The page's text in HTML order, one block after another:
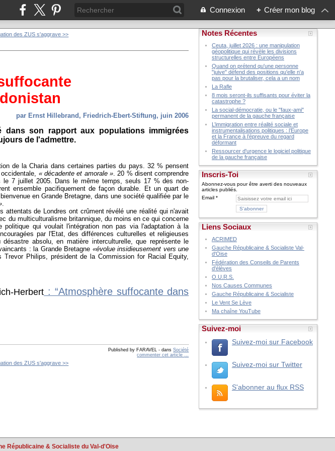
Connexion + Créer mon blog
des ZUS s'aggrave >>
par Ernst Hillebrand, Friedrich-Ebert-Stiftung, juin 2006
dans son rapport aux populations immigrées
de l'admettre.
de la Charia dans certaines parties du pays. 32 % pensent
« décadente et amorale ». 20 % disent comprendre
le 7 juillet 2005. Dans le même temps, seuls 17 % des non-
ensemble pacifiquement de façon durable. Et un quart de
en Grande Bretagne, dans une société qualifiée par le
.
de Londres ont crûment révélé une réalité qui n'avait
du multiculturalisme britannique, du moins en ce qui concerne
qui voulait l'intégration non pas via l'adaptation à la
par l'Etat, des différences culturelles et religieuses
absolu, en matière interculturelle, que représente le
: la Grande Bretagne «évolue insidieusement vers une
Philips, président de la Commission for Racial Equity,
Herbert : “Atmosphère suffocante dans
Published by FARAVEL - dansSociété
commenter cet article …
des ZUS s'aggrave >>
Notes Récentes
Ceuta, juillet 2026 : une manipulation
géopolitique qui révèle les divisions
structurelles entre Européens
Quand on prétend qu'une personne
"juive" défend des positions qu'elle n'a
pas pour la brutaliser, cela a un nom
La Rafle
8 mois seront-ils suffisants pour éviter la
catastrophe ?
La social-démocratie, ou le "faux-ami"
permanent de la gauche française
L’immigration entre réalité sociale et
instrumentalisations politiques : l’Europe
et la France à l’épreuve du regard
déformant
Ressourcer d'urgence le logiciel politique
de la gauche française
Inscris-Toi
Abonnez-vous pour être averti des nouveaux
articles publiés.
Email
Liens Sociaux
ACRIMED
Gauche Républicaine & Socialiste Val-
d'Oise
Fédération des Conseils de Parents
d'élèves
O.U.R.S.
Nos Causes Communes
Gauche Républicaine & Socialiste
Le Vent Se Lève
Ma chaîne YouTube
Suivez-moi
Suivez-moi sur Facebook
Suivez-moi sur Twitter
S'abonner au flux RSS
Républicaine & Socialiste du Val-d'Oise